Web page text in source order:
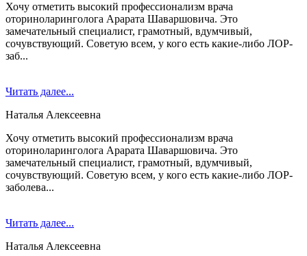
Хочу отметить высокий профессионализм врача
оториноларинголога Арарата Шаваршовича. Это
замечательный специалист, грамотный, вдумчивый,
сочувствующий. Советую всем, у кого есть какие-либо ЛОР-
заб...
Читать далее...
Наталья Алексеевна
Хочу отметить высокий профессионализм врача
оториноларинголога Арарата Шаваршовича. Это
замечательный специалист, грамотный, вдумчивый,
сочувствующий. Советую всем, у кого есть какие-либо ЛОР-
заболева...
Читать далее...
Наталья Алексеевна